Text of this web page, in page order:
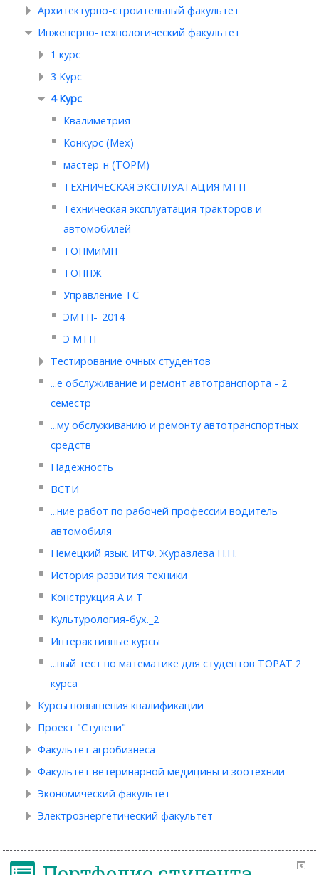
Архитектурно-строительный факультет
Инженерно-технологический факультет
1 курс
3 Курс
4 Курс
Квалиметрия
Конкурс (Мех)
мастер-н (ТОРМ)
ТЕХНИЧЕСКАЯ ЭКСПЛУАТАЦИЯ МТП
Техническая эксплуатация тракторов и
автомобилей
ТОПМиМП
ТОППЖ
Управление ТС
ЭМТП-_2014
Э МТП
Тестирование очных студентов
...е обслуживание и ремонт автотранспорта - 2
семестр
...му обслуживанию и ремонту автотранспортных
средств
Надежность
ВСТИ
...ние работ по рабочей профессии водитель
автомобиля
Немецкий язык. ИТФ. Журавлева Н.Н.
История развития техники
Конструкция А и Т
Культурология-бух._2
Интерактивные курсы
...вый тест по математике для студентов ТОРАТ 2
курса
Курсы повышения квалификации
Проект "Ступени"
Факультет агробизнеса
Факультет ветеринарной медицины и зоотехнии
Экономический факультет
Электроэнергетический факультет